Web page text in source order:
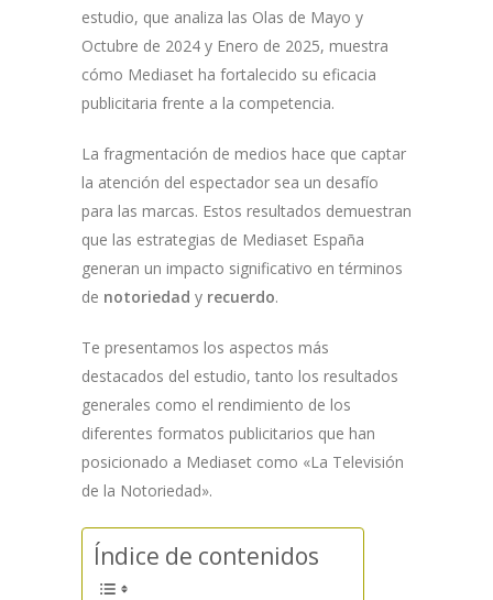
estudio, que analiza las Olas de Mayo y
Octubre de 2024 y Enero de 2025, muestra
cómo Mediaset ha fortalecido su eficacia
publicitaria frente a la competencia.
La fragmentación de medios hace que captar
la atención del espectador sea un desafío
para las marcas. Estos resultados demuestran
que las estrategias de Mediaset España
generan un impacto significativo en términos
de notoriedad y recuerdo.
Te presentamos los aspectos más
destacados del estudio, tanto los resultados
generales como el rendimiento de los
diferentes formatos publicitarios que han
posicionado a Mediaset como «La Televisión
de la Notoriedad».
Índice de contenidos